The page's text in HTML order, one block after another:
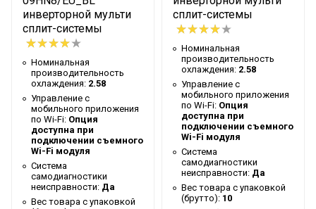
Таймер на отключение
Да
Работает с Марусей
Да
28.2
Работает с Алисой
Таймер на включение
Глубина упаковки товара
37.1
Ширина упаковки товара
83.1
Память заданных
параметров работы
Работает с HOMMYN
инверторной мульти
сплит-системы
Номинальная
производительность
охлаждения: 2.58
Управление c
мобильного приложения
по Wi-Fi: Опция
доступна при
подключении съемного
Wi-Fi модуля
Система
самодиагностики
неисправности: Да
Вес товара с упаковкой
сплит-системы
Номинальная
производительность
охлаждения: 2.58
Управление c
мобильного приложения
по Wi-Fi: Опция
доступна при
подключении съемного
Wi-Fi модуля
Система
самодиагностики
неисправности: Да
Вес товара с упаковкой
(брутто): 10